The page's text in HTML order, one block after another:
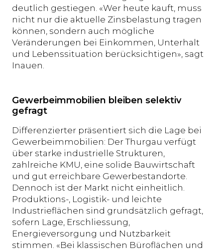
deutlich gestiegen. «Wer heute kauft, muss
nicht nur die aktuelle Zinsbelastung tragen
können, sondern auch mögliche
Veränderungen bei Einkommen, Unterhalt
und Lebenssituation berücksichtigen», sagt
Inauen.
Gewerbeimmobilien bleiben selektiv
gefragt
Differenzierter präsentiert sich die Lage bei
Gewerbeimmobilien: Der Thurgau verfügt
über starke industrielle Strukturen,
zahlreiche KMU, eine solide Bauwirtschaft
und gut erreichbare Gewerbestandorte.
Dennoch ist der Markt nicht einheitlich.
Produktions-, Logistik- und leichte
Industrieflächen sind grundsätzlich gefragt,
sofern Lage, Erschliessung,
Energieversorgung und Nutzbarkeit
stimmen. «Bei klassischen Büroflächen und